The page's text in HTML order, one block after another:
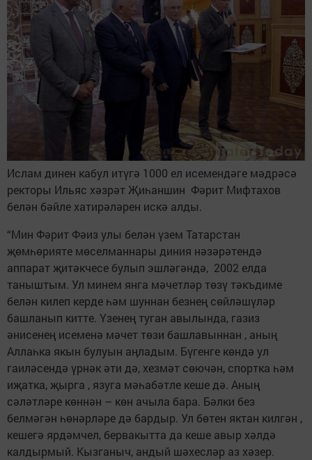
Ислам динен кабул итүгә 1000 ел исемендәге мәдрәсә
ректоры Ильяс хәзрәт Җиһаншин Фәрит Мифтахов
белән бәйле хатирәләрен искә алды.
“Мин Фәрит Фәиз улы белән үзем Татарстан
җөмһөрияте мөселманнары диния нәзәрәтендә
аппарат җитәкчесе булып эшләгәндә, 2002 елда
таныштым. Ул минем янга мәчетләр төзү тәкъдиме
белән килеп керде һәм шуннан безнең сөйләшүләр
башланып китте. Үзенең туган авылында, газиз
әнисенең исеменә мәчет төзи башлавыннан , аның
Аллаһка якын булуын аңладым. Бүгенге көндә ул
гаиләсендә үрнәк әти дә, хезмәт сөючән, спортка һәм
иҗатка, җырга , язуга мәһабәтле кеше дә. Аның
сәләтләре көннән – көн ачыла бара. Бәлки без
белмәгән һөнәрләре дә бардыр. Ул бөтен яктан килгән ,
кешегә ярдәмчел, бервакытта да кеше авыр хәлдә
калдырмый. Кызганыч, андый шәхесләр аз хәзер.